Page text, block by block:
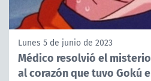
Lunes 5 de junio de 2023
Médico resolvió el
al corazón que tuvo Gokú